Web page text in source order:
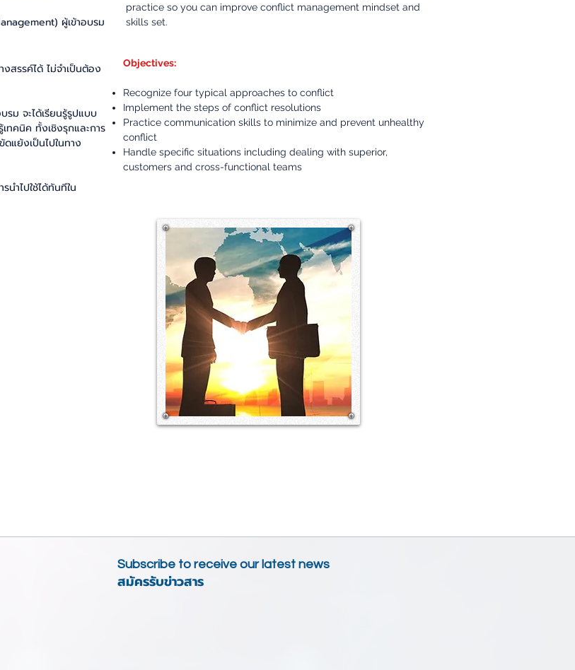
ผู้เข้าอบรม
สรรค์ได้ ไม่จำเป็นต้อง
ม จะได้เรียนรู้รูปแบบ
ทคนิค ทั้งเชิงรุกและการ
แย้งเป็นไปในทาง
ำไปใช้ได้ทันทีใน
practice so you can improve conflict management mindset and
skills set.
Objectives:
Recognize four typical approaches to conflict
Implement the steps of conflict resolutions
Practice communication skills to minimize and prevent unhealthy
conflict
Handle specific situations including dealing with superior,
customers and cross-functional teams
Subscribe to receive our latest news
สมัครรับข่าวสาร